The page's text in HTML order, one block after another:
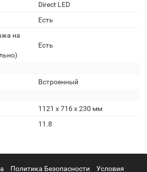
Direct LED
Есть
на
Есть
Встроенный
1121 x 716 x 230 мм
11.8
Политика Безопасности Условия